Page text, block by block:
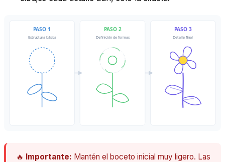
PASO 1
Estructura básica
PASO 2
Definición de formas
PASO 3
Detalle final
🔥 Importante: Mantén el boceto inicial muy ligero. Las